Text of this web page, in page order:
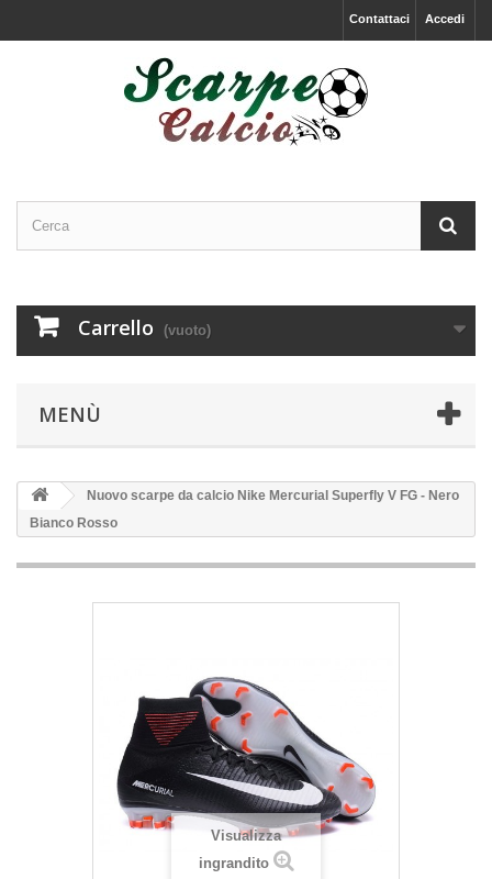
Accedi
Contattaci
Carrello (vuoto)
MENÙ
Nuovo scarpe da calcio Nike Mercurial Superfly V FG - Nero
Bianco Rosso
Visualizza
ingrandito